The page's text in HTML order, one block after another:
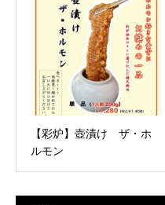
【彩炉】壺漬け ザ・ホ
ルモン